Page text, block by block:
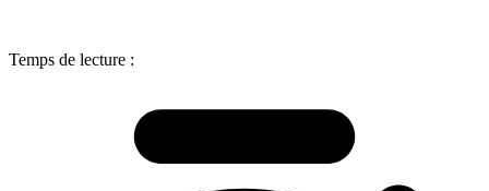
Temps de lecture :